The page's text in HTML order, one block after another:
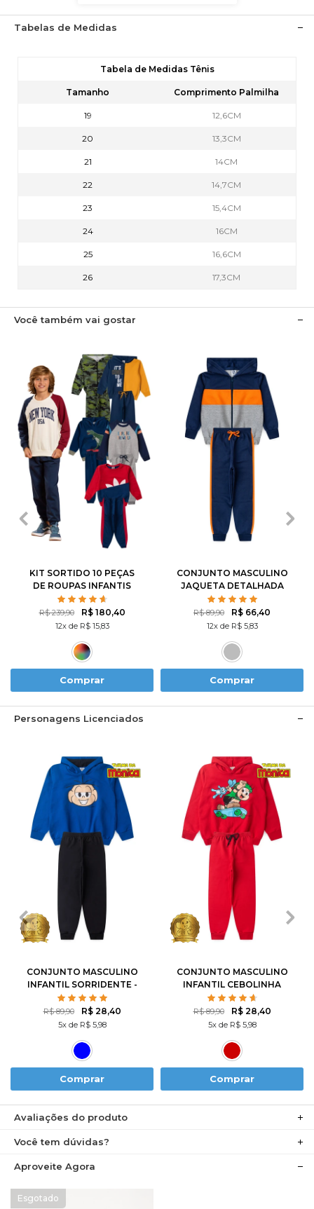
Tabelas de Medidas
Tabela de Medidas Tênis
Tamanho Comprimento Palmilha
19 12,6CM
20 13,3CM
21 14CM
22 14,7CM
23 15,4CM
24 16CM
25 16,6CM
26 17,3CM
Você também vai gostar
2
14
KIT SORTIDO 10 PEÇAS
DE ROUPAS INFANTIS
MASCULINO INVERNO - 5
CASACOS + 5 CALÇAS
R$ 239,90 R$ 180,40
12x de R$ 15,83
Comprar
3 4
CONJUNTO MASCULINO
JAQUETA DETALHADA
R$ 89,90 R$ 66,40
12x de R$ 5,83
Comprar
Personagens Licenciados
1 3 4
CONJUNTO MASCULINO
INFANTIL SORRIDENTE -
TURMA DA MÔNICA
R$ 89,90 R$ 28,40
5x de R$ 5,98
Comprar
1 3 4
CONJUNTO MASCULINO
INFANTIL CEBOLINHA
SKATISTA - TURMA DA
MÔNICA
R$ 89,90 R$ 28,40
5x de R$ 5,98
Comprar
Avaliações do produto
Você tem dúvidas?
Aproveite Agora